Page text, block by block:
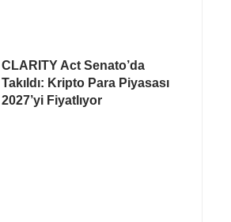
CLARITY Act Senato’da
Takıldı: Kripto Para Piyasası
2027’yi Fiyatlıyor